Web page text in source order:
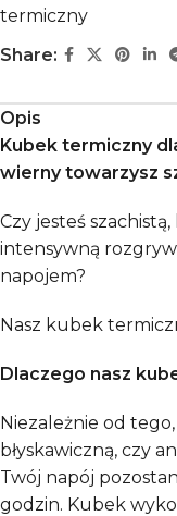
termiczny
Share:
Opis
Kubek termiczny
wierny towarzysz
Czy jesteś
intensywną
napojem?
Nasz kubek
Dlaczego nasz
Niezależnie od
błyskawiczną, czy
Twój napój
godzin. Kubek